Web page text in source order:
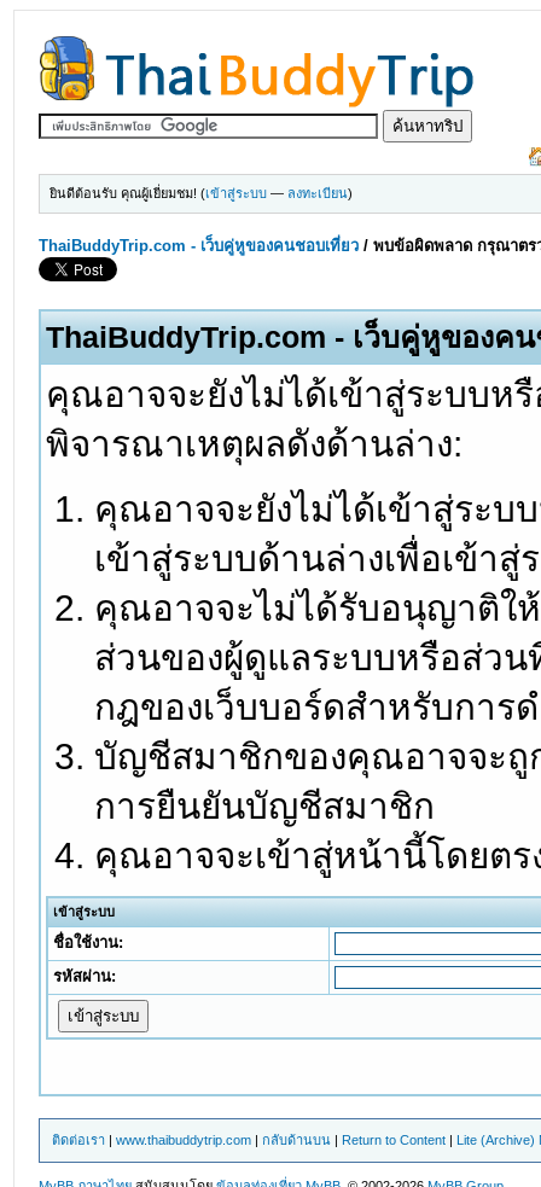
ยินดีต้อนรับ คุณผู้เยี่ยมชม! (เข้าสู่ระบบ — ลงทะเบียน)
ThaiBuddyTrip.com - เว็บคู่หูของคนชอบเที่ยว /พบข้อผิดพลาด กรุณาตร
ThaiBuddyTrip.com - เว็บคู่หูของค
คุณอาจจะยังไม่ได้เข้าสู่ระบบ
พิจารณาเหตุผลดังด้านล่าง:
คุณอาจจะยังไม่ได้เข้าสู่ระบ
เข้าสู่ระบบด้านล่างเพื่อเข้า
คุณอาจจะไม่ได้รับอนุญาติใ
ส่วนของผู้ดูแลระบบหรือส่ว
กฎของเว็บบอร์ดสำหรับการ
บัญชีสมาชิกของคุณอาจจะถู
การยืนยันบัญชีสมาชิก
คุณอาจจะเข้าสู่หน้านี้โดยต
เข้าสู่ระบบ
ชื่อใช้งาน:
รหัสผ่าน:
ติดต่อเรา |www.thaibuddytrip.com |กลับด้านบน | Return to Content | Lite (Archive)